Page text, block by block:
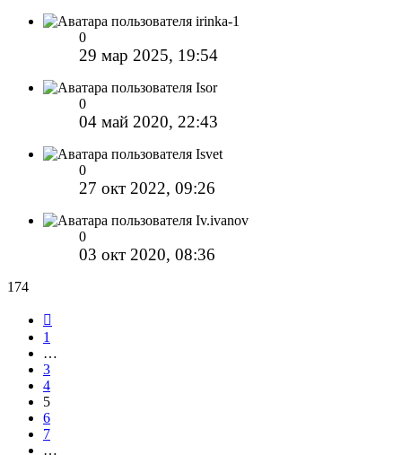
irinka-1
0
29 мар 2025, 19:54
Isor
0
04 май 2020, 22:43
Isvet
0
27 окт 2022, 09:26
Iv.ivanov
0
03 окт 2020, 08:36
174
1
…
3
4
5
6
7
…